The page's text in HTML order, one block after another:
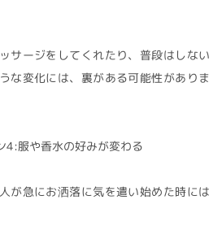
サージをしてくれたり、普段はしない
な変化には、裏がある可能性がありま
4:服や香水の好みが変わる
が急にお洒落に気を遣い始めた時には